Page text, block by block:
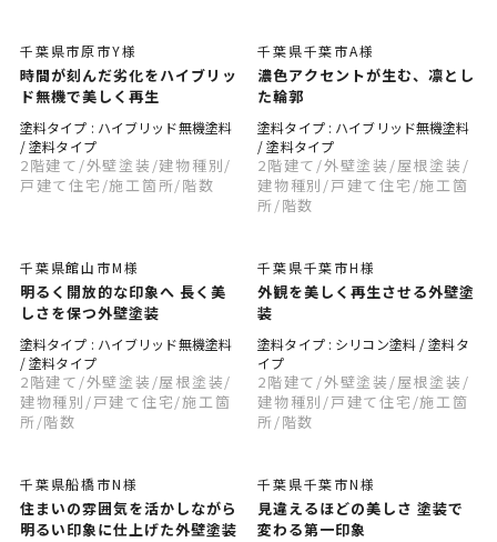
千葉県市原市Y様
時間が刻んだ劣化をハイブリッ
ド無機で美しく再生
塗料タイプ : ハイブリッド無機塗料
/ 塗料タイプ
2階建て /外壁塗装 /建物種別/
戸建て住宅 /施工箇所/階数
千葉県千葉市A様
濃色アクセントが生む、凛とし
た輪郭
塗料タイプ : ハイブリッド無機塗料
/ 塗料タイプ
2階建て /外壁塗装 /屋根塗装 /
建物種別 /戸建て住宅 /施工箇
所 /階数
千葉県館山市M様
明るく開放的な印象へ 長く美
しさを保つ外壁塗装
塗料タイプ : ハイブリッド無機塗料
/ 塗料タイプ
2階建て /外壁塗装 /屋根塗装/
建物種別 /戸建て住宅/施工箇
所 /階数
千葉県千葉市H様
外観を美しく再生させる外壁塗
装
塗料タイプ : シリコン塗料 / 塗料タ
イプ
2階建て /外壁塗装 /屋根塗装 /
建物種別 /戸建て住宅 /施工箇
所 /階数
千葉県船橋市N様
住まいの雰囲気を活かしながら
明るい印象に仕上げた外壁塗装
千葉県千葉市N様
見違えるほどの美しさ 塗装で
変わる第一印象